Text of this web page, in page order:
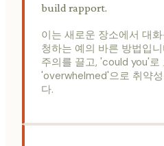
build rapport.
이는 새로운 장소에서 대
청하는 예의 바른 방법입
주의를 끌고, 'could you'로
'overwhelmed'으로 취약
다.